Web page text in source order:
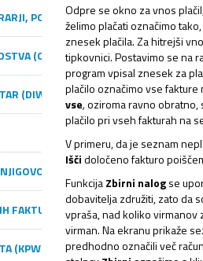
PODJEMNE POGODBE,
(OSW)
(DIW)
(MKW)
FAKTUR (KPFW)
(KPW)
Odpre se okno za vnos
želimo plačati označimo
znesek plačila. Za hitrejši
tipkovnici. Postavimo se na
program vpisal znesek za
plačilo označimo vse fakture
vse,oziroma ravno obratno,
plačilo pri vseh fakturah na
V primeru, da je seznam
Iščidoločeno fakturo
FunkcijaZbirni nalogse
dobavitelja združiti, zato da
vpraša, nad koliko
virman. Na ekranu prikaže
predhodno označili več